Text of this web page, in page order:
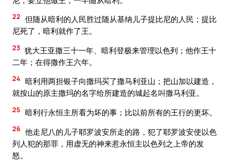
22 但随从暗利的人民胜过随从基纳儿子提比尼的人民；提比
尼死了，暗利就作了王。
23 犹大王亚撒三十一年、暗利登极来管理以色列；他作王十
二年；在得撒作王六年。
24 暗利用两担银子向撒玛买了撒马利亚山；把山加以建造，
就按山的原主撒玛的名字给所建造的城起名叫撒马利亚。
25 暗利行永恒主所看为坏的事；比以前所有的王行的更坏。
26 他走尼八的儿子耶罗波安所走的路，犯了耶罗波安使以色
列人犯的那罪，用虚无的神来惹永恒主以色列之上帝的发
怒。